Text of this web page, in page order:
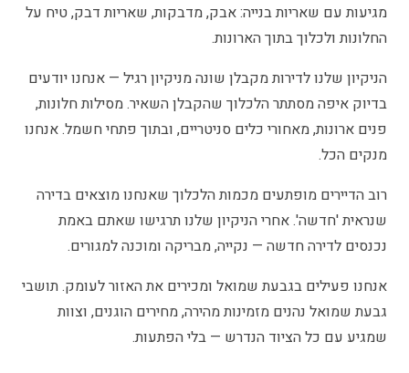
מגיעות עם שאריות בנייה: אבק, מדבקות, שאריות דבק, טיח על
החלונות ולכלוך בתוך הארונות.
הניקיון שלנו לדירות מקבלן שונה מניקיון רגיל — אנחנו יודעים
בדיוק איפה מסתתר הלכלוך שהקבלן השאיר. מסילות חלונות,
פנים ארונות, מאחורי כלים סניטריים, ובתוך פתחי חשמל. אנחנו
מנקים הכל.
רוב הדיירים מופתעים מכמות הלכלוך שאנחנו מוצאים בדירה
שנראית 'חדשה'. אחרי הניקיון שלנו תרגישו שאתם באמת
נכנסים לדירה חדשה — נקייה, מבריקה ומוכנה למגורים.
אנחנו פעילים בגבעת שמואל ומכירים את האזור לעומק. תושבי
גבעת שמואל נהנים מזמינות מהירה, מחירים הוגנים, וצוות
שמגיע עם כל הציוד הנדרש — בלי הפתעות.